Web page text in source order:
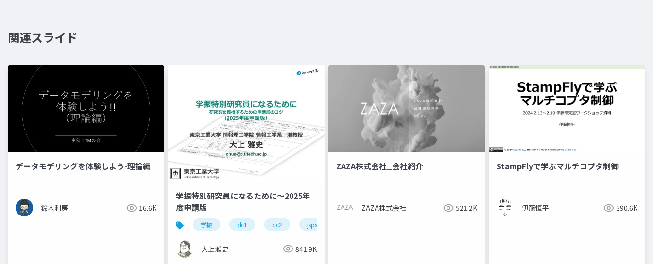
関連スライド
データモデリングを体験しよう-理論編
鈴木利房 16.6K
学振特別研究員になるために～2025年
度申請版
学振 dc1 dc2 jsps
大上雅史 841.9K
ZAZA株式会社_会社紹介
ZAZA株式会社 521.2K
StampFlyで学ぶマルチコプタ制御
伊藤恒平 390.6K